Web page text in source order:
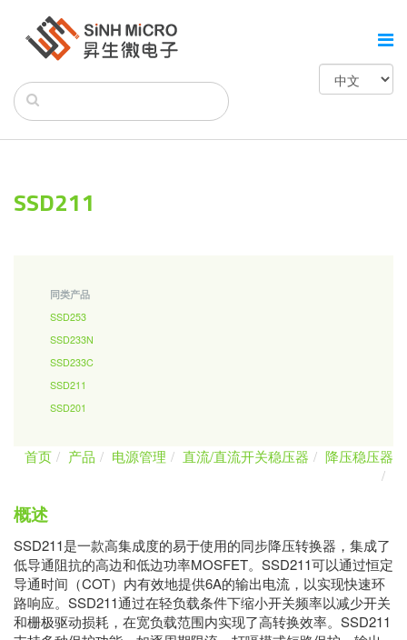
SSD211
同类产品
SSD253
SSD233N
SSD233C
SSD211
SSD201
首页 产品 电源管理 直流/直流开关稳压器 降压稳压器
概述
SSD211是一款高集成度的易于使用的同步降压转换器，集成了
低导通阻抗的高边和低边功率MOSFET。SSD211可以通过恒定
导通时间（COT）内有效地提供6A的输出电流，以实现快速环
路响应。SSD211通过在轻负载条件下缩小开关频率以减少开关
和栅极驱动损耗，在宽负载范围内实现了高转换效率。SSD211